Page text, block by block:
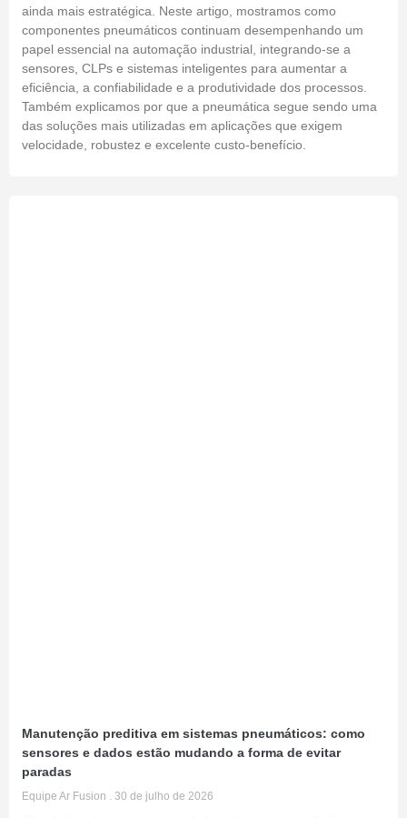
ainda mais estratégica. Neste artigo, mostramos como
componentes pneumáticos continuam desempenhando um
papel essencial na automação industrial, integrando-se a
sensores, CLPs e sistemas inteligentes para aumentar a
eficiência, a confiabilidade e a produtividade dos processos.
Também explicamos por que a pneumática segue sendo uma
das soluções mais utilizadas em aplicações que exigem
velocidade, robustez e excelente custo-benefício.
Manutenção preditiva em sistemas pneumáticos: como
sensores e dados estão mudando a forma de evitar
paradas
Equipe Ar Fusion 30 de julho de 2026